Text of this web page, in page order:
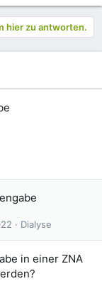
hier zu antworten.
Dialyse
in einer ZNA